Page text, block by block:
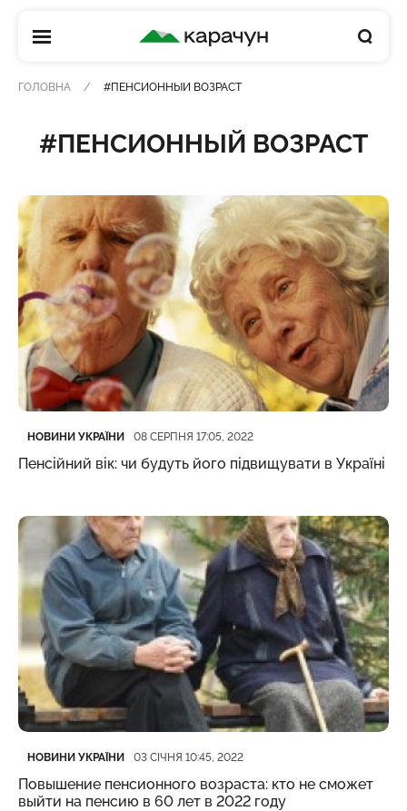
КАРАЧУН
ГОЛОВНА #ПЕНСИОННЫЙ ВОЗРАСТ
#ПЕНСИОННЫЙ ВОЗРАСТ
Категорія
НОВИНИ УКРАЇНИ
Дата публікації 08 СЕРПНЯ 17:05, 2022
Пенсійний вік: чи будуть його підвищувати в Україні
Категорія
НОВИНИ УКРАЇНИ
Дата публікації 03 СІЧНЯ 10:45, 2022
Повышение пенсионного возраста: кто не сможет
выйти на пенсию в 60 лет в 2022 году